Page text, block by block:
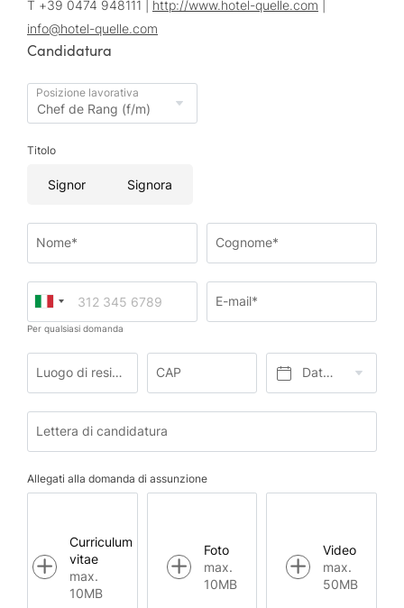
T +39 0474 948111 | http://www.hotel-quelle.com
info@hotel-quelle.com
Candidatura
Posizione lavorativa
Titolo
Signor Signora
Nome* Cognome*
Per qualsiasi domanda
E-mail*
Luogo di residenza* CAP Data di nascita*
Lettera di candidatura
Allegati alla domanda di assunzione
Curriculum
vitae
max.
10MB
Foto
max.
10MB
Video
max.
50MB